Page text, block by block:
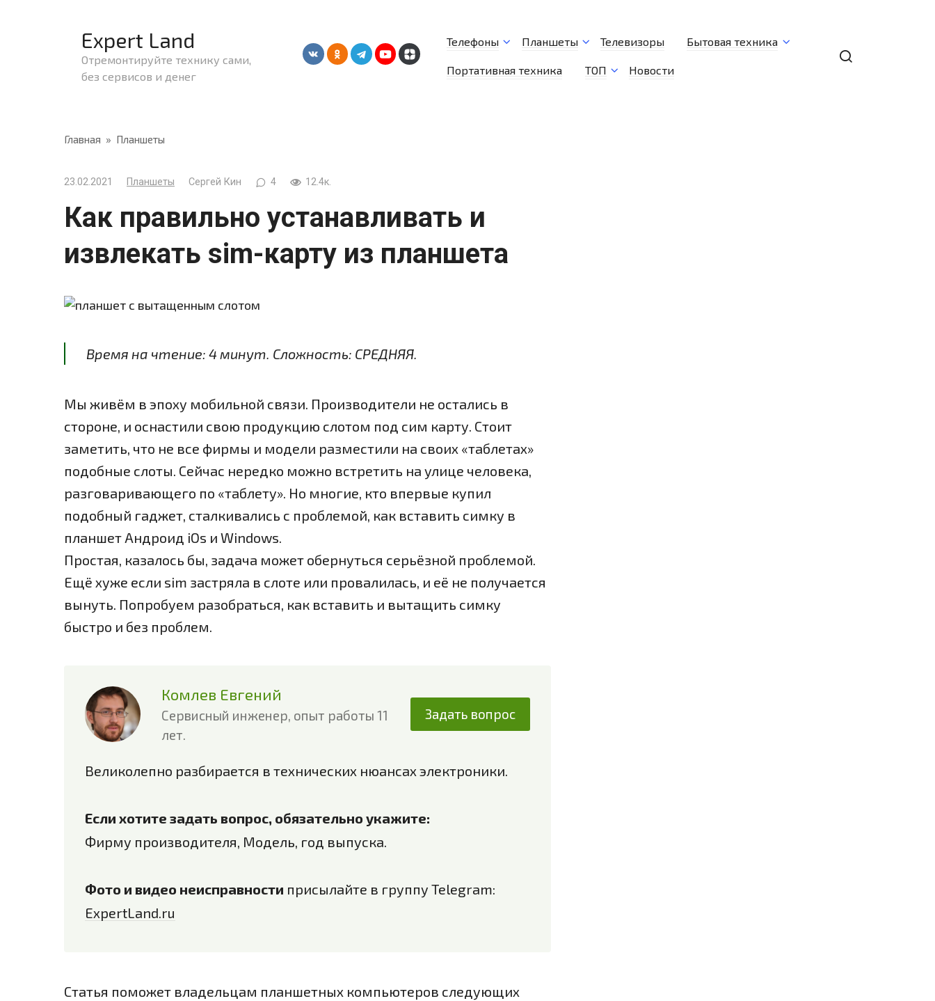
Expert Land
Отремонтируйте технику сами,
без сервисов и денег
Телефоны Планшеты Телевизоры Бытовая техника
Портативная техника ТОП Новости
Главная » Планшеты
23.02.2021 Планшеты Сергей Кин 4 12.4к.
Как правильно устанавливать и
извлекать sim-карту из планшета
Время на чтение: 4минут. Сложность: СРЕДНЯЯ.
Мы живём в эпоху мобильной связи. Производители не остались в
стороне, и оснастили свою продукцию слотом под сим карту. Стоит
заметить, что не все фирмы и модели разместили на своих «таблетах»
подобные слоты. Сейчас нередко можно встретить на улице человека,
разговаривающего по «таблету». Но многие, кто впервые купил
подобный гаджет, сталкивались с проблемой, как вставить симку в
планшет Андроид iOs и Windows.
Простая, казалось бы, задача может обернуться серьёзной проблемой.
Ещё хуже если sim застряла в слоте или провалилась, и её не получается
вынуть. Попробуем разобраться, как вставить и вытащить симку
быстро и без проблем.
Комлев Евгений
Сервисный инженер, опыт работы 11
лет.
Задать вопрос
Великолепно разбирается в технических нюансах электроники.
Если хотите задать вопрос, обязательно укажите:
Фирму производителя, Модель, год выпуска.
Фото и видео неисправности присылайте в группу Telegram:
ExpertLand.ru
Статья поможет владельцам планшетных компьютеров следующих